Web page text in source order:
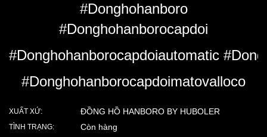
#Donghohanboro
#Donghohanborocapdoi
#Donghohanborocapdoiautomatic
#Donghohanborocapdoimatovalloco
XUẤT XỨ: ĐỒNG HỒ HANBORO BY HUBOLER
TÌNH TRẠNG: Còn hàng